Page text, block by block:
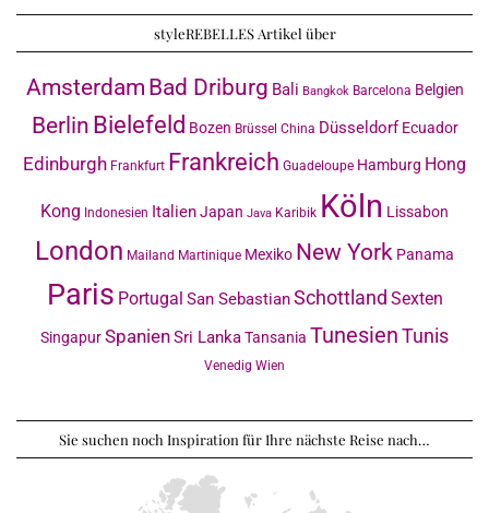
styleREBELLES Artikel über
Amsterdam Bad Driburg Bali Bangkok Barcelona Belgien
Berlin Bielefeld Bozen Brüssel China Düsseldorf Ecuador
Edinburgh Frankfurt Frankreich Guadeloupe Hamburg Hong
Kong Indonesien ItalienJapan Java Karibik Köln Lissabon
London Mailand Martinique Mexiko New York Panama
Paris Portugal San SebastianSchottland Sexten
SingapurSpanienSri LankaTansania TunesienTunis
Venedig Wien
Sie suchen noch Inspiration für Ihre nächste Reise nach…